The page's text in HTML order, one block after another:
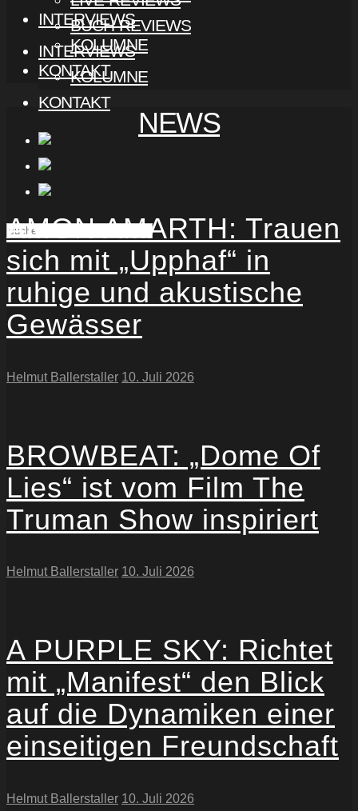
BUCH-REVIEWS
INTERVIEWS
KOLUMNE
KONTAKT
INTERVIEWS
KOLUMNE
KONTAKT
NEWS
AMON AMARTH: Trauen
sich mit „Upphaf“ in
ruhige und akustische
Gewässer
Helmut Ballerstaller 10. Juli 2026
BROWBEAT: „Dome Of
Lies“ ist vom Film The
Truman Show inspiriert
Helmut Ballerstaller 10. Juli 2026
A PURPLE SKY: Richtet
mit „Manifest“ den Blick
auf die Dynamiken einer
einseitigen Freundschaft
Helmut Ballerstaller 10. Juli 2026